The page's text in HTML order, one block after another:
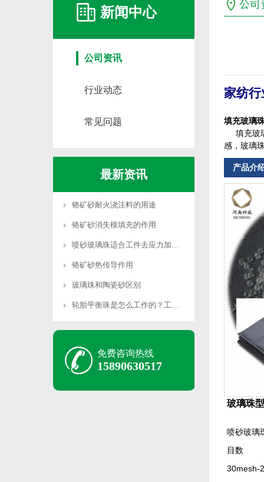
新闻中心
公司资讯
行业动态
常见问题
最新资讯
铬矿砂耐火浇注料的用途
铬矿砂消失模填充的作用
喷砂玻璃珠适合工件去应力加工吗
铬矿砂热传导作用
玻璃珠和陶瓷砂区别
轮胎平衡珠是怎么工作的？工作原理是什么？
免费咨询热线
15890630517
公司
家纺
填充玻璃
填充玻
感，玻璃
产品介
玻璃珠
喷砂玻璃
目数
30mesh-